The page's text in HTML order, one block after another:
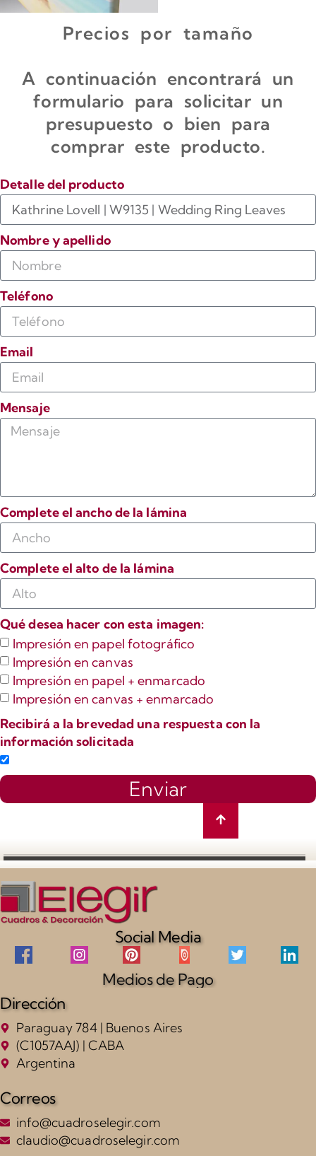
Precios por tamaño
A continuación encontrará un
formulario para solicitar un
presupuesto o bien para
comprar este producto.
Detalle del producto
Nombre y apellido
Teléfono
Email
Mensaje
Complete el ancho de la lámina
Complete el alto de la lámina
Qué desea hacer con esta imagen:
Impresión en papel fotográfico
Impresión en canvas
Impresión en papel + enmarcado
Impresión en canvas + enmarcado
Recibirá a la brevedad una respuesta con la
información solicitada
Enviar
Social Media
Medios de Pago
Dirección
Paraguay 784 | Buenos Aires
(C1057AAJ) | CABA
Argentina
Correos
info@cuadroselegir.com
claudio@cuadroselegir.com